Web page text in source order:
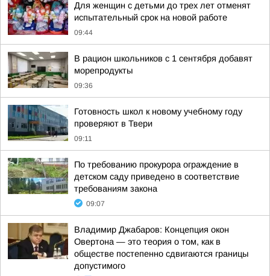
Для женщин с детьми до трех лет отменят
испытательный срок на новой работе
09:44
В рацион школьников с 1 сентября добавят
морепродукты
09:36
Готовность школ к новому учебному году
проверяют в Твери
09:11
По требованию прокурора ограждение в
детском саду приведено в соответствие
требованиям закона
09:07
Владимир Джабаров: Концепция окон
Овертона — это теория о том, как в
обществе постепенно сдвигаются границы
допустимого